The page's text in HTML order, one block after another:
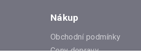
Nákup
Obchodní podmínky
Ceny dopravy